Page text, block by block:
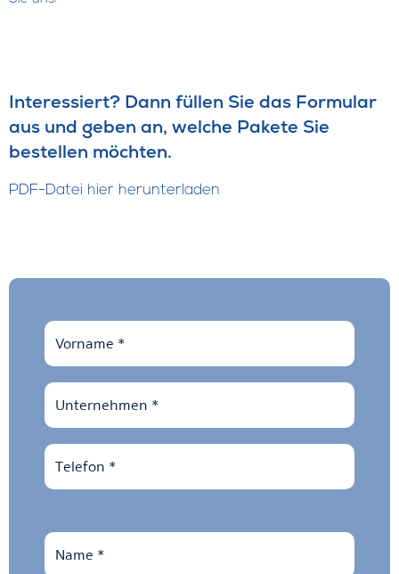
Interessiert? Dann füllen Sie das Formular
aus und geben an, welche Pakete Sie
bestellen möchten.
PDF-Datei hier herunterladen